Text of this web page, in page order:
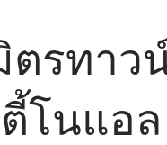
รทาว
โนแอล